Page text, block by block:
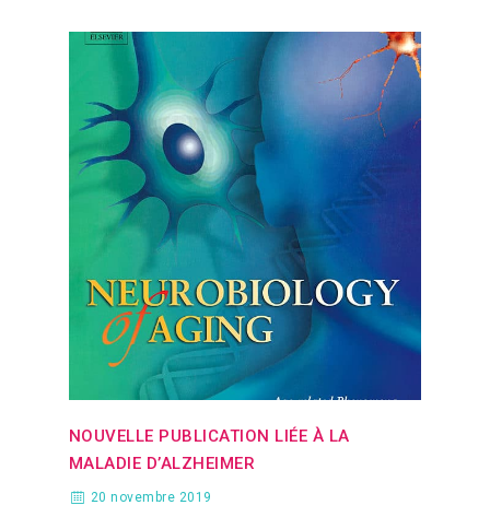
NOUVELLE PUBLICATION LIÉE À LA
MALADIE D’ALZHEIMER
20 novembre 2019